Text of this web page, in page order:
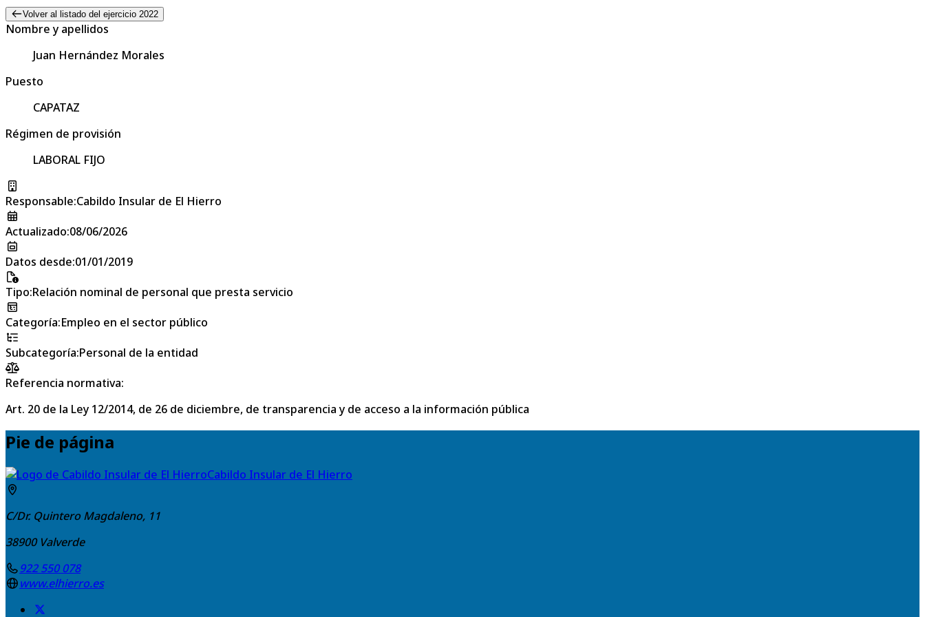
Volver al listado del ejercicio 2022
Nombre y apellidos
Juan Hernández Morales
Puesto
CAPATAZ
Régimen de provisión
LABORAL FIJO
Responsable:Cabildo Insular de El Hierro
Actualizado:08/06/2026
Datos desde:01/01/2019
Tipo:Relación nominal de personal que presta servicio
Categoría:Empleo en el sector público
Subcategoría:Personal de la entidad
Referencia normativa:
Art. 20 de la Ley 12/2014, de 26 de diciembre, de transparencia y de acceso a la información pública
Pie de página
Cabildo Insular de El Hierro
C/Dr. Quintero Magdaleno, 11
38900 Valverde
922 550 078
www.elhierro.es